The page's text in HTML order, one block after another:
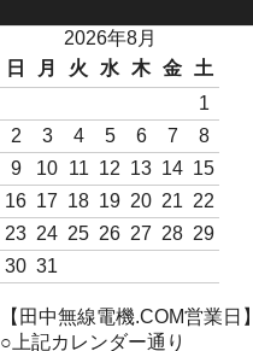
2026年8月
日
月 火 水 木 金
土
1
2
3 4 5 6 7
8
9
10 11 12 13 14 15
16 17 18 19 20 21 22
23 24 25 26 27 28 29
30 31
【田中無線電機.COM営業日】
○上記カレンダー通り